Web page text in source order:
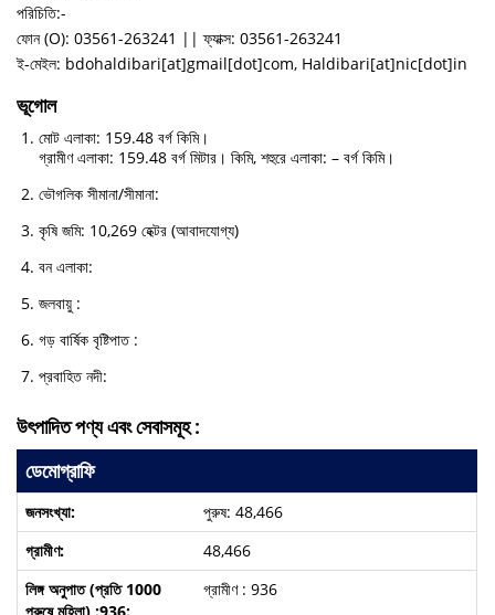
পরিচিতি:-
ফোন (O): 03561-263241 || ফ্যাক্স: 03561-263241
ই-মেইল: bdohaldibari[at]gmail[dot]com, Haldibari[at]nic[dot]in
ভূগোল
মোট এলাকা: 159.48 বর্গ কিমি।
গ্রামীণ এলাকা: 159.48 বর্গ মিটার। কিমি, শহুরে এলাকা: – বর্গ কিমি।
ভৌগলিক সীমানা/সীমানা:
কৃষি জমি: 10,269 হেক্টর (আবাদযোগ্য)
বন এলাকা:
জলবায়ু :
গড় বার্ষিক বৃষ্টিপাত :
প্রবাহিত নদী:
উৎপাদিত পণ্য এবং সেবাসমূহ :
ডেমোগ্রাফি
পুরুষ: 48,466
48,466
গ্রামীণ : 936